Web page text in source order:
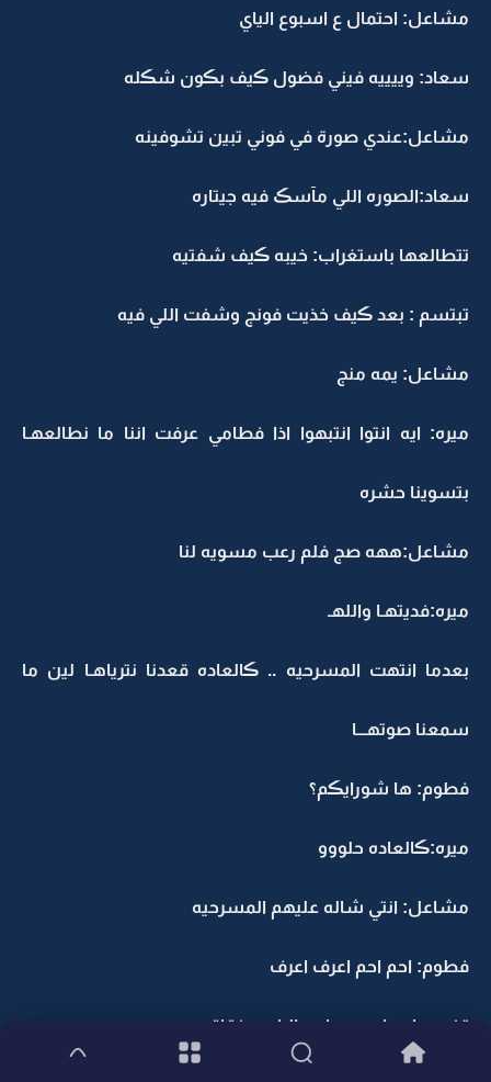
مشاعل: احتمال ع اسبوع الياي
سعاد: وييييه فيني فضول ڪيف بڪون شڪله
مشاعل:عندي صورة في فوني تبين تشوفينه
سعاد:الصوره اللي مآسڪ فيه جيتاره
تتطالعها باستغراب: خيبه ڪيف شفتيه
تبتسم : بعد ڪيف خذيت فونج وشفت اللي فيه
مشاعل: يمه منج
ميره: ايه انتوا انتبهوا اذا فطامي عرفت اننا ما نطالعهـا
بتسوينا حشره
مشاعل:ههه صج فلم رعب مسويه لنا
ميره:فديتهـا واللهـ
بعدما انتهت المسرحيه .. ڪالعاده قعدنا نترياهـا لين ما
سمعنا صوتهـــا
فطوم: ها شورايڪم؟
ميره:ڪالعاده حلووو
مشاعل: انتي شاله عليهم المسرحيه
فطوم: احم احم اعرف اعرف
تضربهـا ع راس: وياء هالراس خقاقه بعد